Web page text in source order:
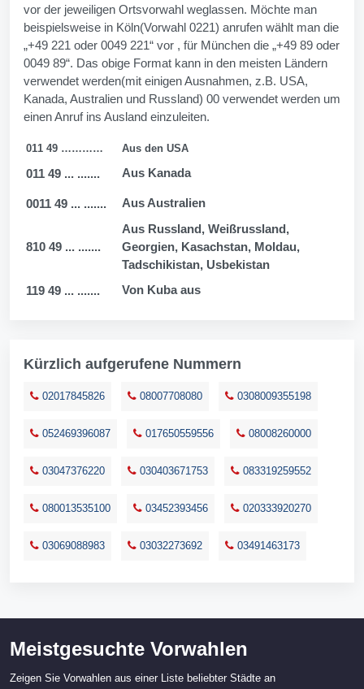
vor der jeweiligen Ortsvorwahl weglassen. Möchte man
beispielsweise in Köln(Vorwahl 0221) anrufen wählt man die
„+49 221 oder 0049 221“ vor , für München die „+49 89 oder
0049 89“. Das obige Format kann in den meisten Ländern
verwendet werden(mit einigen Ausnahmen, z.B. USA,
Kanada, Australien und Russland) 00 verwendet werden um
einen Anruf ins Ausland einzuleiten.
011 49 ………… Aus den USA
011 49 ... ....... Aus Kanada
0011 49 ... ....... Aus Australien
810 49 ... .......
Aus Russland, Weißrussland,
Georgien, Kasachstan, Moldau,
Tadschikistan, Usbekistan
119 49 ... .......
Von Kuba aus
Kürzlich aufgerufene Nummern
02017845826 08007708080 0308009355198
052469396087 017650559556 08008260000
03047376220 030403671753 083319259552
080013535100 03452393456 020333920270
03069088983 03032273692 03491463173
Meistgesuchte Vorwahlen
Zeigen Sie Vorwahlen aus einer Liste beliebter Städte an